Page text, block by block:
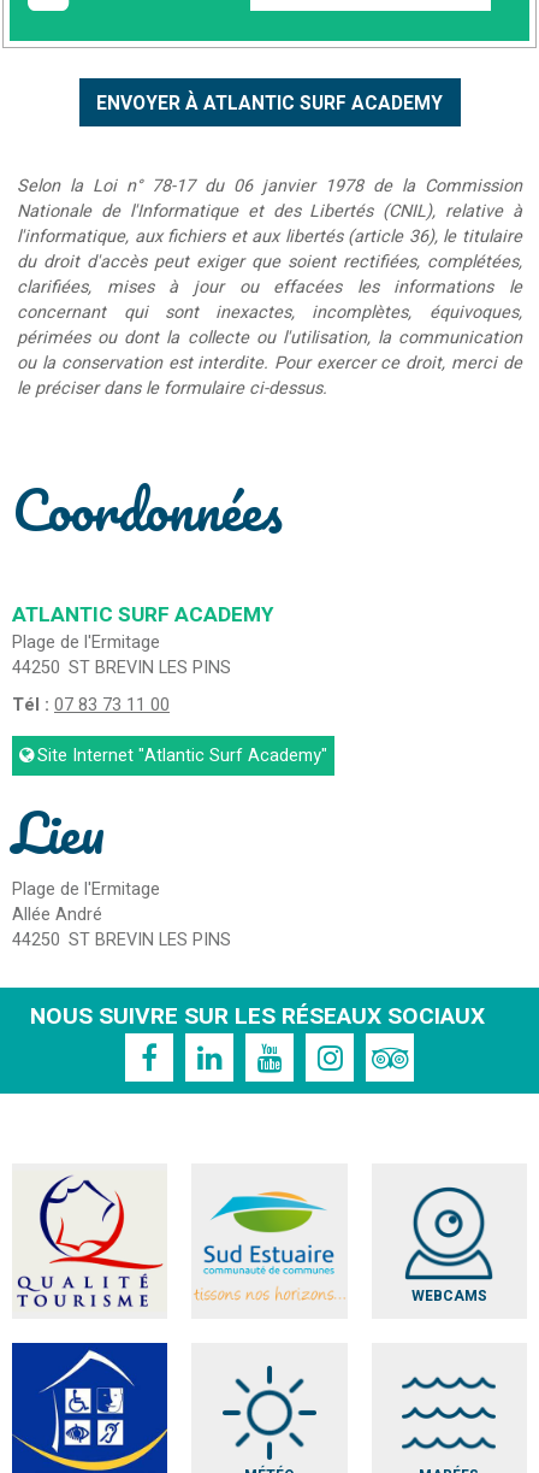
Selon la Loi n° 78-17 du 06 janvier 1978 de la Commission
Nationale de l'Informatique et des Libertés (CNIL), relative à
l'informatique, aux fichiers et aux libertés (article 36), le titulaire
du droit d'accès peut exiger que soient rectifiées, complétées,
clarifiées, mises à jour ou effacées les informations le
concernant qui sont inexactes, incomplètes, équivoques,
périmées ou dont la collecte ou l'utilisation, la communication
ou la conservation est interdite. Pour exercer ce droit, merci de
le préciser dans le formulaire ci-dessus.
Coordonnées
ATLANTIC SURF ACADEMY
Plage de l'Ermitage
44250 ST BREVIN LES PINS
Tél : 07 83 73 11 00
Site Internet"Atlantic Surf Academy"
Lieu
Plage de l'Ermitage
Allée André
44250 ST BREVIN LES PINS
NOUS SUIVRE SUR LES RÉSEAUX SOCIAUX
WEBCAMS